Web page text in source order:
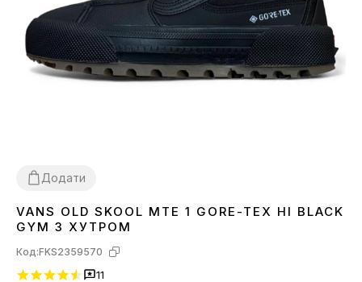
Додати
44
VANS OLD SKOOL MTE 1 GORE-TEX HI BLACK
GYM З ХУТРОМ
Код:FKS2359570
11